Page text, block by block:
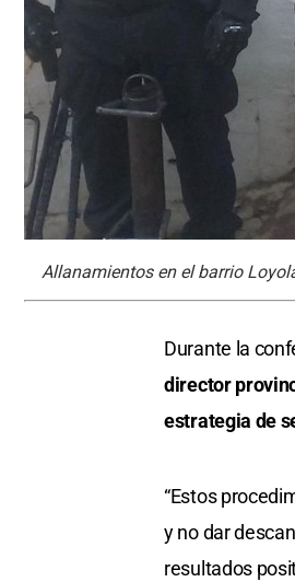
Allanamientos en el barrio
Durante la
director
estrategia de
“Estos
y no dar
resultados